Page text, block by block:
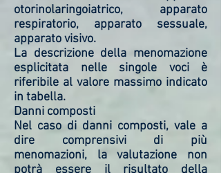
otorinolaringoiatrico, apparato
respiratorio, apparato sessuale,
apparato visivo.
La descrizione della menomazione
esplicitata nelle singole voci è
riferibile al valore massimo indicato
in tabella.
Danni composti
Nel caso di danni composti, vale a
dire comprensivi di più
menomazioni, la valutazione non
potrà essere il risultato della